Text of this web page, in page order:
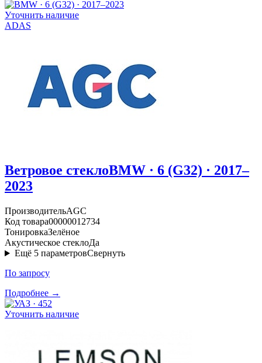
Уточнить наличие
ADAS
Ветровое стеклоBMW · 6 (G32) · 2017–
2023
ПроизводительAGC
Код товара00000012734
ТонировкаЗелёное
Акустическое стеклоДа
Ещё 5 параметровСвернуть
По запросу
Подробнее →
Уточнить наличие